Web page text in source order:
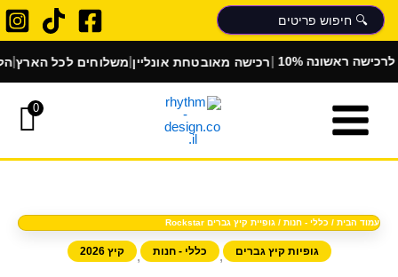
דילוג
לתוכן
הלבשת|משלוחים לכל הארץ| רכישה מאובטחת אונליין| ראשונה
0
עמוד הבית / כללי - חנות / גופיית קיץ גברים Rockstar
גופיות קיץ גברים , כללי - חנות , קיץ 2026
קיץ